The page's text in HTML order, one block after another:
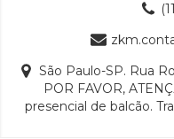
São Paulo-SP. Rua
POR FAVOR,
presencial de balcão.